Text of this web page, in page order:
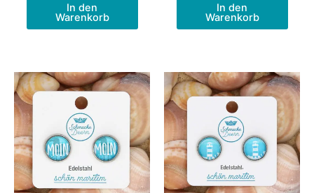
In den
Warenkorb
In den
Warenkorb